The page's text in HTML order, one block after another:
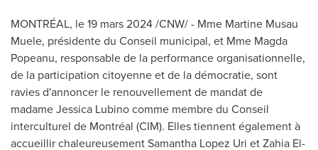
MONTRÉAL, le 19 mars 2024/CNW/ - Mme Martine Musau
Muele, présidente du Conseil municipal, et Mme Magda
Popeanu, responsable de la performance organisationnelle,
de la participation citoyenne et de la démocratie, sont
ravies d'annoncer le renouvellement de mandat de
madame Jessica Lubino comme membre du Conseil
interculturel de Montréal (CIM). Elles tiennent également à
accueillir chaleureusementSamantha Lopez Uri etZahia El-